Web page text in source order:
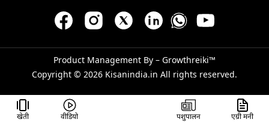
Product Management By – Growthreiki™
Copyright © 2026 Kisanindia.in All rights reserved.
खेती वीडियो पशुपालन एग्री मनी